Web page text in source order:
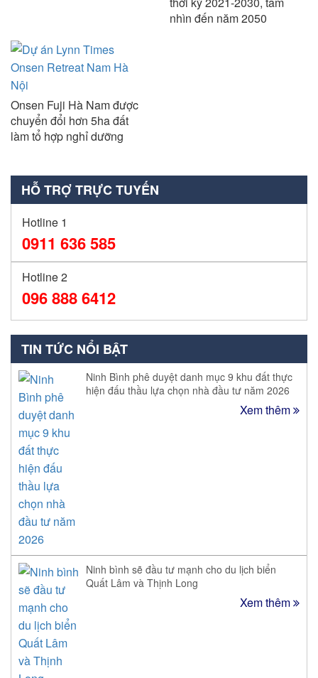
nhìn đến năm 2050
Onsen Fuji Hà Nam được
chuyển đổi hơn 5ha đất
làm tổ hợp nghỉ dưỡng
HỖ TRỢ TRỰC TUYẾN
Hotline 1
0911 636 585
Hotline 2
096 888 6412
TIN TỨC NỔI BẬT
Ninh Bình phê duyệt danh mục 9 khu đất thực
hiện đấu thầu lựa chọn nhà đầu tư năm 2026
Xem thêm
Ninh bình sẽ đầu tư mạnh cho du lịch biển
Quất Lâm và Thịnh Long
Xem thêm